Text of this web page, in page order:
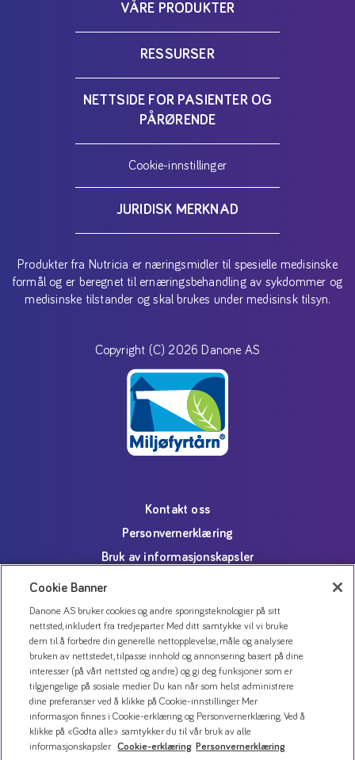
VÅRE PRODUKTER
RESSURSER
NETTSIDE FOR PASIENTER OG
PÅRØRENDE
Cookie-innstillinger
JURIDISK MERKNAD
Produkter fra Nutricia er næringsmidler til spesielle medisinske
formål og er beregnet til ernæringsbehandling av sykdommer og
medisinske tilstander og skal brukes under medisinsk tilsyn.
Copyright (C) 2026 Danone AS
Kontakt oss
Personvernerklæring
Bruk av informasjonskapsler
Cookie Banner
Danone AS bruker cookies og andre sporingsteknologier på sitt
nettsted, inkludert fra tredjeparter. Med ditt samtykke vil vi bruke
dem til å forbedre din generelle nettopplevelse, måle og analysere
bruken av nettstedet, tilpasse innhold og annonsering basert på dine
interesser (på vårt nettsted og andre) og gi deg funksjoner som er
tilgjengelige på sosiale medier. Du kan når som helst administrere
dine preferanser ved å klikke på Cookie-innstillinger. Mer
informasjon finnes i Cookie-erklæring og Personvernerklæring. Ved å
klikke på «Godta alle» samtykker du til vår bruk av alle
informasjonskapsler.
Cookie-erklæring Personvernerklæring